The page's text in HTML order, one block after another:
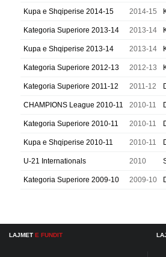
Kupa e Shqiperise 2014-15 2014-15
Kategoria Superiore 2013-14 2013-14
Kupa e Shqiperise 2013-14 2013-14
Kategoria Superiore 2012-13 2012-13
Kategoria Superiore 2011-12 2011-12
CHAMPIONS League 2010-11 2010-11
Kategoria Superiore 2010-11 2010-11
Kupa e Shqiperise 2010-11 2010-11
U-21 Internationals 2010
Kategoria Superiore 2009-10 2009-10
LAJMET E FUNDIT